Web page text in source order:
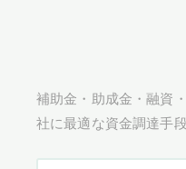
補助金・助成金・融資
社に最適な資金調達手